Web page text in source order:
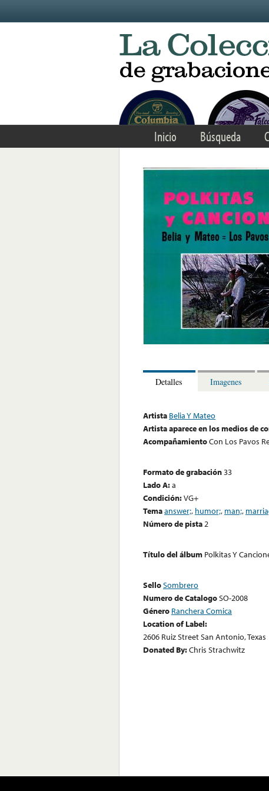
Inicio Búsqueda
Detalles Imagenes
Artista Belia Y Mateo
Artista aparece en los medios de
AcompañamientoCon Los Pavos
Formato de grabación33
Lado A:a
Condición:VG+
Temaanswer;, humor;, man;,
Número de pista2
Título del álbum Polkitas Y
SelloSombrero
Numero de CatalogoSO-2008
Género Ranchera Comica
Location of Label:
2606 Ruiz Street San Antonio, Texas
Donated By:Chris Strachwitz